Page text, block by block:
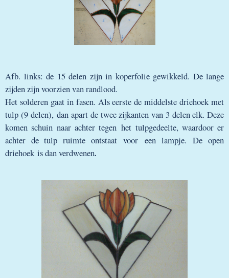
Afb. links: de 15 delen zijn in koperfolie gewikkeld. De lange
zijden zijn voorzien van randlood.
Het solderen gaat in fasen. Als eerste de middelste driehoek met
tulp (9 delen), dan apart de twee zijkanten van 3 delen elk. Deze
komen schuin naar achter tegen het tulpgedeelte, waardoor er
achter de tulp ruimte ontstaat voor een lampje. De open
driehoek is dan verdwenen.